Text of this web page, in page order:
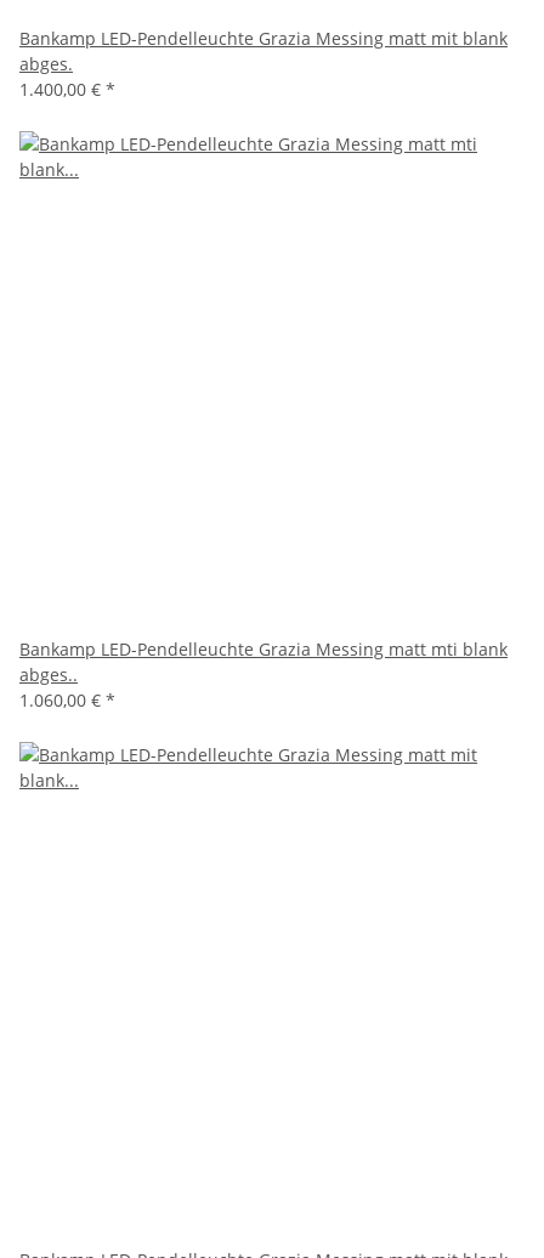
Bankamp LED-Pendelleuchte Grazia Messing matt mit blank
abges.
1.400,00 € *
Bankamp LED-Pendelleuchte Grazia Messing matt mti blank
abges..
1.060,00 € *